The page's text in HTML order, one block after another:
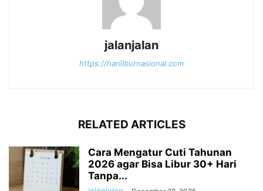
jalanjalan
https://hariliburnasional.com
RELATED ARTICLES
Cara Mengatur Cuti Tahunan
2026 agar Bisa Libur 30+ Hari
Tanpa...